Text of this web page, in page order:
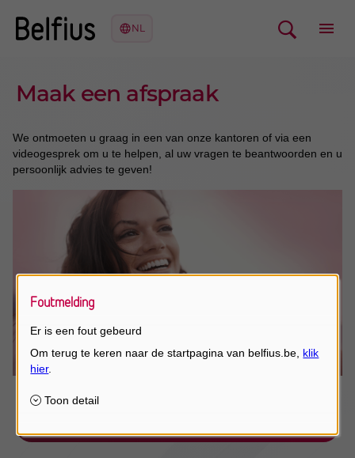
Maak een afspraak
We ontmoeten u graag in een van onze kantoren of via een
videogesprek om u te helpen, al uw vragen te beantwoorden en u
persoonlijk advies te geven!
Foutmelding
Er is een fout gebeurd